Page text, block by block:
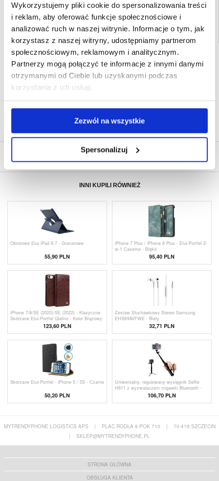
Wykorzystujemy pliki cookie do spersonalizowania treści
i reklam, aby oferować funkcje społecznościowe i
analizować ruch w naszej witrynie. Informacje o tym, jak
korzystasz z naszej witryny, udostępniamy partnerom
społecznościowym, reklamowym i analitycznym.
Partnerzy mogą połączyć te informacje z innymi danymi
otrzymanymi od Ciebie lub uzyskanymi podczas
korzystania z ich usług.
Zezwól na wszystkie
Spersonalizuj
SZYBKA DOSTAWA
CLUB TRENDY
7% ZNIŻKI
OBSŁUGA TELEFONICZNA
PON.-PT. 12.00-15.00
PONAD 8 000 000 ZADOWOLONYCH
NAPISZ OPINIĘ
INNI KUPILI RÓWNIEŻ
Obrotowe Etui iPad 9.7 - Granatowe
55,90 PLN
iPhone 7 Plus / iPhone 8 Plus - Etui-Portfel 2-
w-1 Caseme - Błękit
95,40 PLN
iPhone 7/8/SE (2020)/SE (2022) - Klasyczne
Skórzane Etui-Portfel Qialino - Kolor Brązowy
123,60 PLN
Zestaw Słuchawkowy Stereo Samsung
EHS64AVFWE - Biały
32,71 PLN
Skórzane Etui-Portfel - iPhone 5 / 5S - Czarne
50,20 PLN
Uniwersalny, regulowany wysięgnik Selfie
H611 z wyzwalaczem migawki Bluetooth -
106,70 PLN
MYTRENDYPHONE LOGISTICS APS | PLAC RODŁA 8 POK 710 |
70-419 SZCZECIN
|
SKLEP@MYTRENDYPHONE.PL
STRONA GŁÓWNA
OBSŁUGA KLIENTA